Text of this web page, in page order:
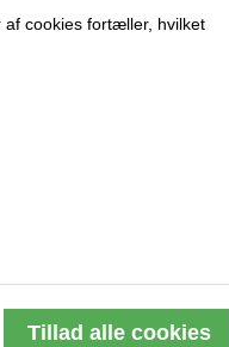
cookies fortæller, hvilket
PRODUKTINFORMATION